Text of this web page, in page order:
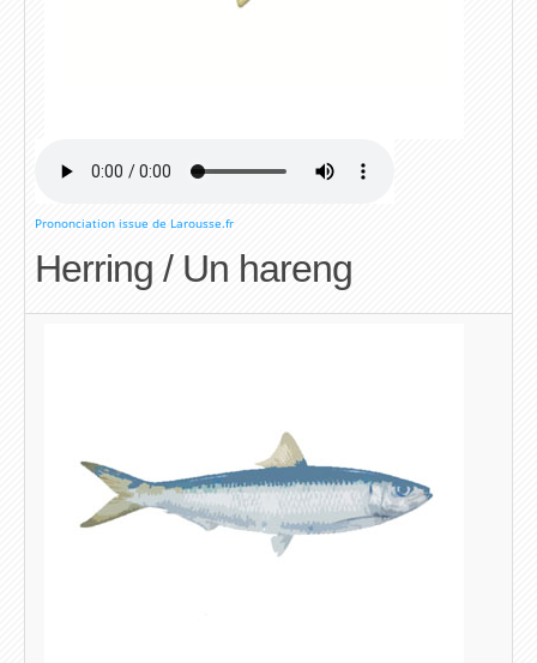
Prononciation issue de Larousse.fr
Herring / Un hareng